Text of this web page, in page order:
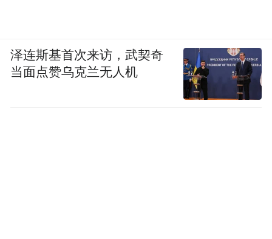
泽连斯基首次来访，武契奇
当面点赞乌克兰无人机